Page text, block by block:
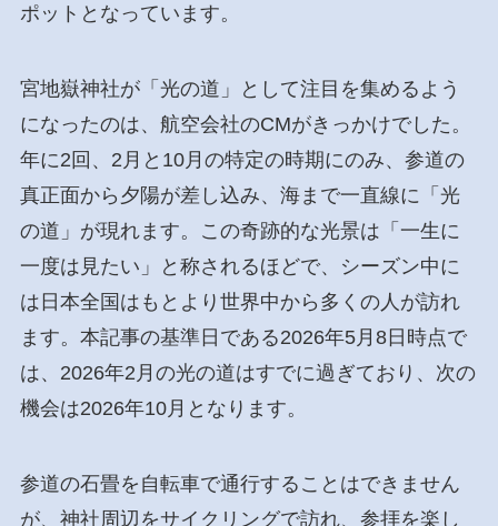
ポットとなっています。
宮地嶽神社が「光の道」として注目を集めるよう
になったのは、航空会社のCMがきっかけでした。
年に2回、2月と10月の特定の時期にのみ、参道の
真正面から夕陽が差し込み、海まで一直線に「光
の道」が現れます。この奇跡的な光景は「一生に
一度は見たい」と称されるほどで、シーズン中に
は日本全国はもとより世界中から多くの人が訪れ
ます。本記事の基準日である2026年5月8日時点で
は、2026年2月の光の道はすでに過ぎており、次の
機会は2026年10月となります。
参道の石畳を自転車で通行することはできません
が、神社周辺をサイクリングで訪れ、参拝を楽し